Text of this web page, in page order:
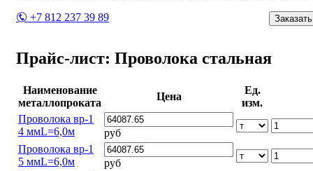
+7 812 237 39 89
Заказать
Прайс-лист: Проволока стальная
Наименование
металлопроката
Цена
Ед.
изм.
Проволока вр-1
4 ммL=6,0м
руб
Проволока вр-1
5 ммL=6,0м
руб